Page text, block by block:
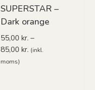
SUPERSTAR –
Dark orange
55,00 kr. –
85,00 kr. Prisinterval:
(inkl.
moms)